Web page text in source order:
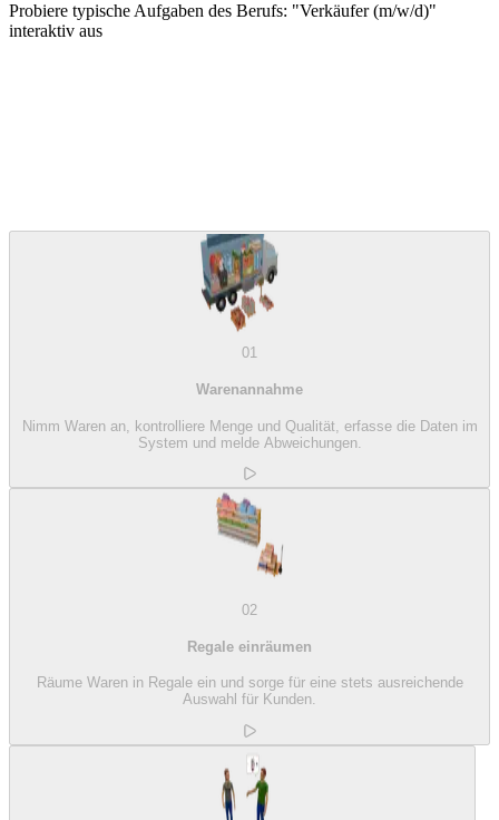
Probiere typische Aufgaben des Berufs: "Verkäufer (m/w/d)"
interaktiv aus
01
Warenannahme
Nimm Waren an, kontrolliere Menge und Qualität, erfasse die Daten im
System und melde Abweichungen.
02
Regale einräumen
Räume Waren in Regale ein und sorge für eine stets ausreichende
Auswahl für Kunden.